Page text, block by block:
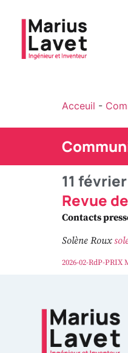
Acceuil -
11
Revue
Contacts
Solène Roux
2026-02-RdP-PRIX